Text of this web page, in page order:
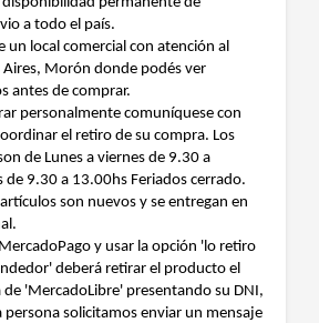
a todo el país.
un local comercial con atención al
Aires, Morón donde podés ver
antes de comprar.
personalmente comuníquese con
el retiro de su compra. Los
de Lunes a viernes de 9.30 a
de 9.30 a 13.00hs Feriados cerrado.
son nuevos y se entregan en
y usar la opción 'lo retiro
deberá retirar el producto el
'MercadoLibre' presentando su DNI,
persona solicitamos enviar un mensaje